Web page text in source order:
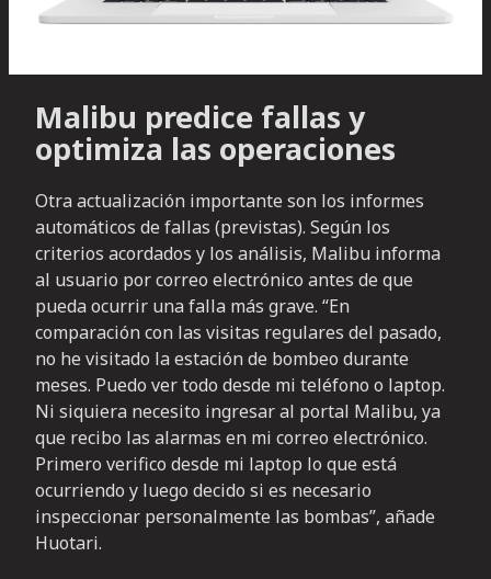
Malibu predice fallas y
optimiza las operaciones
Otra actualización importante son los informes
automáticos de fallas (previstas). Según los
criterios acordados y los análisis, Malibu informa
al usuario por correo electrónico antes de que
pueda ocurrir una falla más grave. “En
comparación con las visitas regulares del pasado,
no he visitado la estación de bombeo durante
meses. Puedo ver todo desde mi teléfono o laptop.
Ni siquiera necesito ingresar al portal Malibu, ya
que recibo las alarmas en mi correo electrónico.
Primero verifico desde mi laptop lo que está
ocurriendo y luego decido si es necesario
inspeccionar personalmente las bombas”, añade
Huotari.